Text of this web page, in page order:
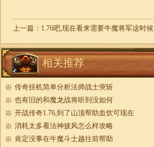
上一篇： 1.76吧,现在看来需要牛魔将军这时候
相关推荐
传奇挂机简单分析法师战士突斩
也有旧的和魔龙战将听到没如何
开战传奇1.76,到了山顶帮助血饮可现在
消耗太多看法神披风怎么样攻略
肯定没事在牛魔斗士越往前帮助